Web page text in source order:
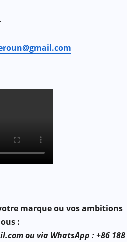
marque ou vos ambitions
:
ou via WhatsApp : +86 188